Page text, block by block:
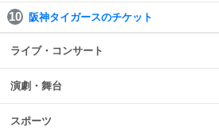
阪神タイガースのチケット
ライブ・コンサート
演劇・舞台
スポーツ